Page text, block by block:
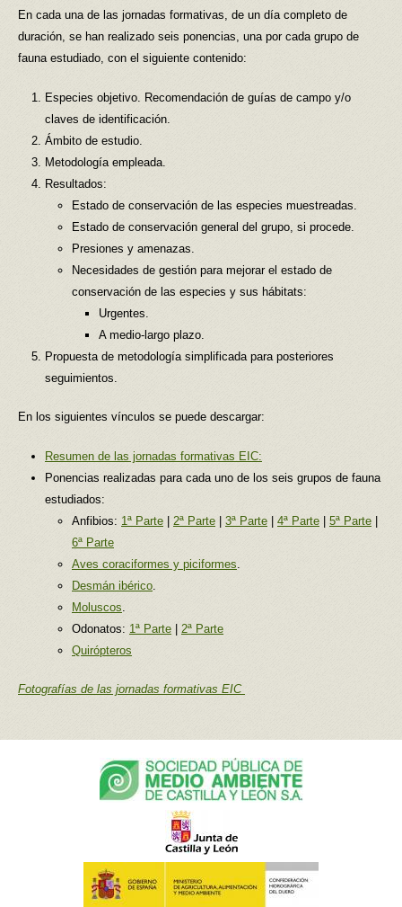
En cada una de las jornadas formativas, de un día completo de
duración, se han realizado seis ponencias, una por cada grupo de
fauna estudiado, con el siguiente contenido:
Especies objetivo. Recomendación de guías de campo y/o
claves de identificación.
Ámbito de estudio.
Metodología empleada.
Resultados:
Estado de conservación de las especies muestreadas.
Estado de conservación general del grupo, si procede.
Presiones y amenazas.
Necesidades de gestión para mejorar el estado de
conservación de las especies y sus hábitats:
Urgentes.
A medio-largo plazo.
Propuesta de metodología simplificada para posteriores
seguimientos.
En los siguientes vínculos se puede descargar:
Resumen de las jornadas formativas EIC:
Ponencias realizadas para cada uno de los seis grupos de fauna
estudiados:
Anfibios: 1ª Parte | 2ª Parte | 3ª Parte | 4ª Parte | 5ª Parte |
6ª Parte
Aves coraciformes y piciformes
Desmán ibérico
Moluscos
Odonatos: 1ª Parte | 2ª Parte
Quirópteros
Fotografías de las jornadas formativas EIC